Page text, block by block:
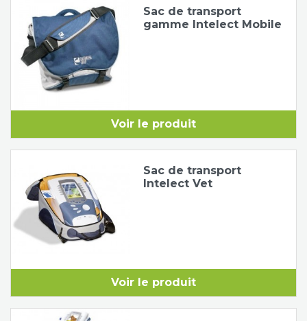
Sac de transport
gamme Intelect Mobile
Voir le produit
Sac de transport
Intelect Vet
Voir le produit